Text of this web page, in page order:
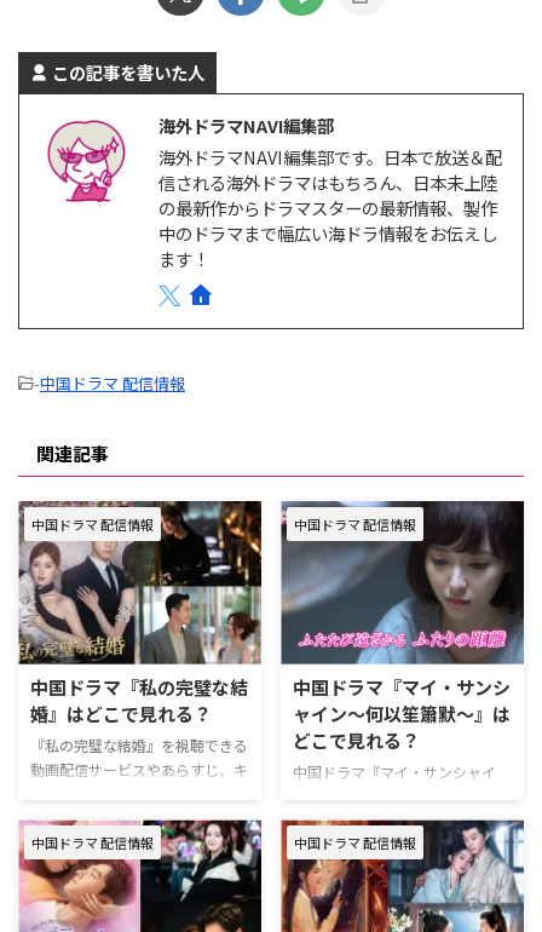
ショー、アニメ、スポーツなど、
ドラマをはじめとするアジアドラ
マも豊富で、特にK-POPアイドル
レミアムで多数独占配信してい
る。 ABEMAプレミアムは、広告
なしと広告つきの2つのプランが
ある。 ABEMAプレミアム 広告つ
きABEMAプレミアム 月額料金
￥1,180/月 ￥680/月 プレミ …
この記事を書いた人
海外ドラマNAVI編集部
海外ドラマNAVI編集部です。日本で放送＆配
信される海外ドラマはもちろん、日本未上陸
の最新作からドラマスターの最新情報、製作
中のドラマまで幅広い海ドラ情報をお伝えし
ます！
-中国ドラマ 配信情報
関連記事
中国ドラマ 配信情報
中国ドラマ『私の完璧な結
婚』はどこで見れる？
『私の完璧な結婚』を視聴できる
動画配信サービスやあらすじ、キ
中国ドラマ『私の完璧な結婚』配
信情報 『私の完璧な結婚』はU-
NEXT（ユーネクスト）で独占配
信中。 ＼新規なら31日間無料／
『私の完璧な結婚』U-NEXT視聴
中国ドラマ 配信情報
中国ドラマ『マイ・サンシ
ャイン〜何以笙簫默〜』は
どこで見れる？
中国ドラマ『マイ・サンシャイ
ン〜何以笙簫默〜』を視聴できる
動画配信サービスやあらすじ、キ
ャストなどの情報をまとめた。
中国ドラマ『マイ・サンシャイ
ン〜何以笙簫默〜』配信情報
『マイ・サンシャイン〜何以笙簫
中国ドラマ 配信情報 中国ドラマ 配信情報